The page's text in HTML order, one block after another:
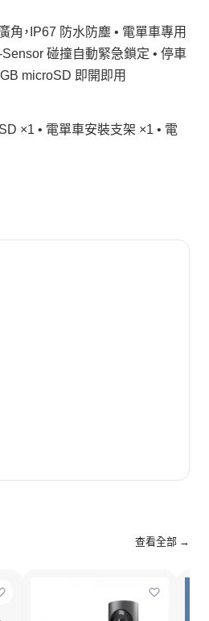
角，IP67 防水防塵 • 電單車專用
Sensor 碰撞自動緊急鎖定 • 停車
microSD 即開即用
×1 • 電單車安裝支架 ×1 • 電
查看全部 →